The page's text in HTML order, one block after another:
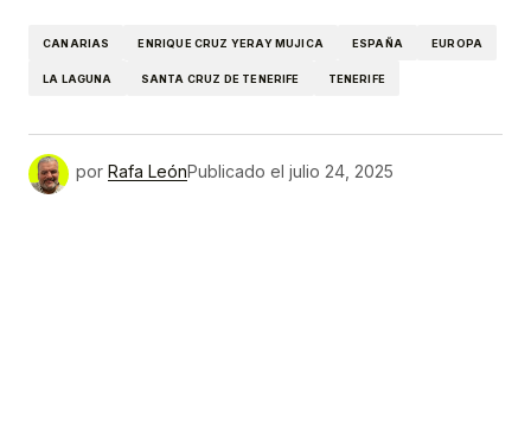
CANARIAS ENRIQUE CRUZ YERAY MUJICA ESPAÑA EUROPA
LA LAGUNA SANTA CRUZ DE TENERIFE TENERIFE
por Rafa LeónPublicado el julio 24, 2025